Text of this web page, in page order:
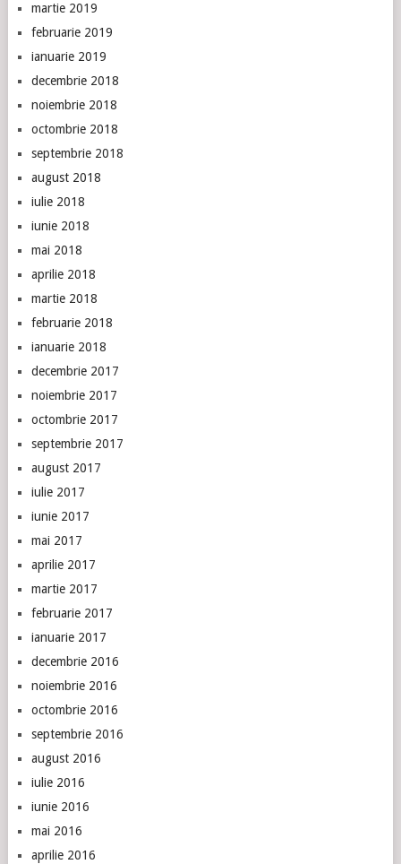
martie 2019
februarie 2019
ianuarie 2019
decembrie 2018
noiembrie 2018
octombrie 2018
septembrie 2018
august 2018
iulie 2018
iunie 2018
mai 2018
aprilie 2018
martie 2018
februarie 2018
ianuarie 2018
decembrie 2017
noiembrie 2017
octombrie 2017
septembrie 2017
august 2017
iulie 2017
iunie 2017
mai 2017
aprilie 2017
martie 2017
februarie 2017
ianuarie 2017
decembrie 2016
noiembrie 2016
octombrie 2016
septembrie 2016
august 2016
iulie 2016
iunie 2016
mai 2016
aprilie 2016